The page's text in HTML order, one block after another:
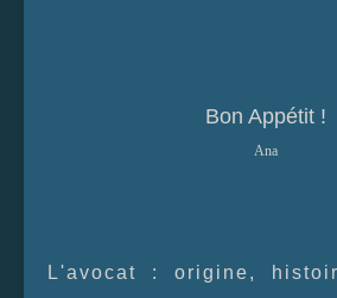
Bon Appétit !
Ana
L'avocat : origine,